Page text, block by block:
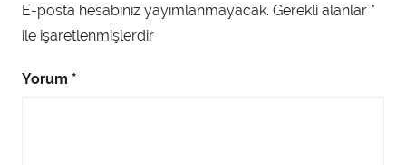
E-posta hesabınız yayımlanmayacak. Gerekli alanlar *
ile işaretlenmişlerdir
Yorum *